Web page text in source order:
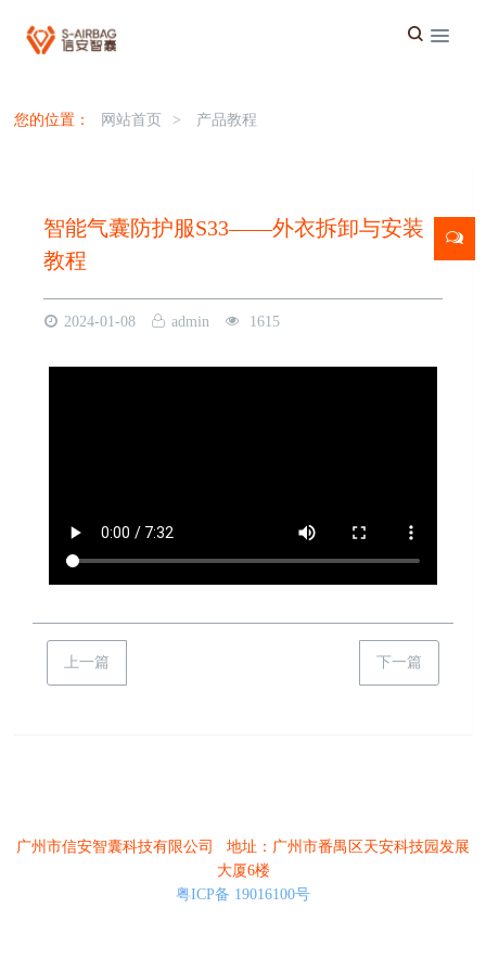
您的位置： 网站首页 > 产品教程
智能气囊防护服S33——外衣拆卸与安装
教程
2024-01-08 admin 1615
上一篇 下一篇
广州市信安智囊科技有限公司 地址：广州市番禺区天安科技园发展
大厦6楼
粤ICP备 19016100号